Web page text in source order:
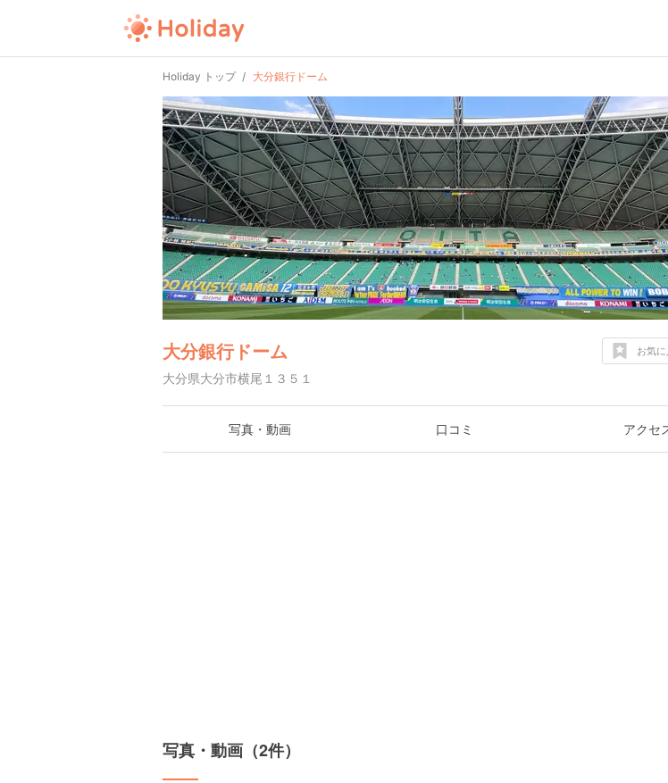
Holiday トップ 大分銀行ドーム
大分銀行ドーム
大分県大分市横尾１３５１
お気
写真・動画 口コミ アクセ
写真・動画（2件）